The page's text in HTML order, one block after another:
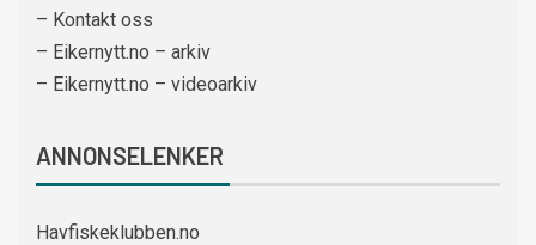
– Kontakt oss
– Eikernytt.no – arkiv
– Eikernytt.no – videoarkiv
ANNONSELENKER
Havfiskeklubben.no